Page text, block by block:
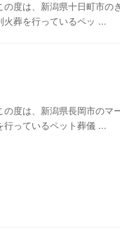
度は、新潟県十日町市
火葬を行っているペッ ...
度は、新潟県長岡市のマ
行っているペット葬儀 ...